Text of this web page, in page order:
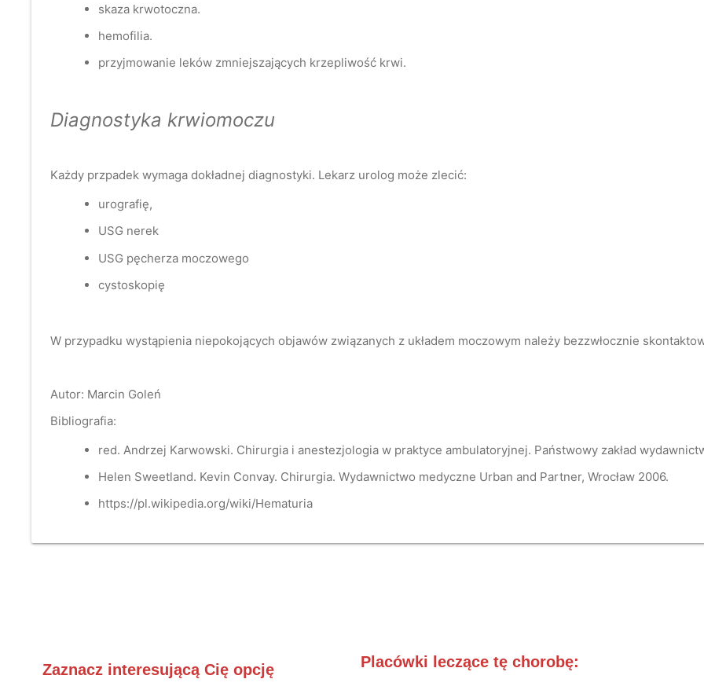
skaza krwotoczna.
hemofilia.
przyjmowanie leków zmniejszających krzepliwość krwi.
Diagnostyka krwiomoczu
Każdy przpadek wymaga dokładnej diagnostyki. Lekarz urolog może zlecić:
urografię,
USG nerek
USG pęcherza moczowego
cystoskopię
W przypadku wystąpienia niepokojących objawów związanych z układem moczowym należy bezzwłocznie
Autor: Marcin Goleń
Bibliografia:
red. Andrzej Karwowski. Chirurgia i anestezjologia w praktyce ambulatoryjnej. Państwowy zakład
Helen Sweetland. Kevin Convay. Chirurgia. Wydawnictwo medyczne Urban and Partner, Wrocław 2006.
https://pl.wikipedia.org/wiki/Hematuria
Zaznacz interesującą Cię opcję Placówki leczące tę chorobę: